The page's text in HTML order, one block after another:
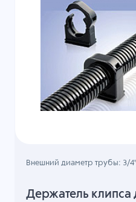
Держатель клипса
Внешний диаметр трубы: 3/